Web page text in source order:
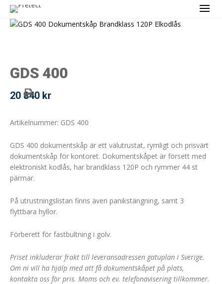
GDS 400
20 840 kr
Artikelnummer: GDS 400
GDS 400 dokumentskåp är ett välutrustat, rymligt och prisvärt
dokumentskåp för kontoret. Dokumentskåpet är försett med
elektroniskt kodlås, har brandklass 120P och rymmer 44 st
pärmar.
På utrustningslistan finns även panikstängning, samt 3
flyttbara hyllor.
Förberett för fastbultning i golv.
Priset inkluderar frakt till leveransadressen gatuplan i Sverige.
Om ni vill ha hjälp med att få dokumentskåpet på plats,
kontakta oss för pris. Moms och ev. telefonavisering tillkommer.